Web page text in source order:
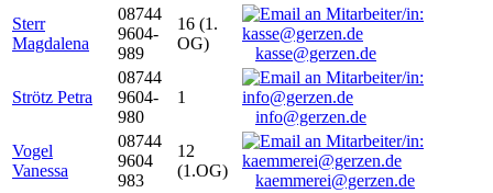
Sterr
Magdalena
08744
9604-
989
16 (1.
OG)
kasse@gerzen.de
Strötz Petra
08744
9604-
980
1
info@gerzen.de
Vogel
Vanessa
08744
9604
983
12
(1.OG)
kaemmerei@gerzen.de